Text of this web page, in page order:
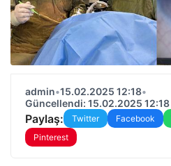
admin•15.02.2025 12:18•
Güncellendi: 15.02.2025 12:18
Paylaş: Twitter Facebook
Pinterest